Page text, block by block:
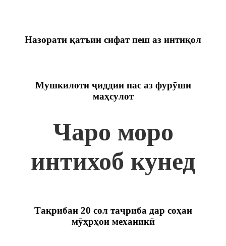
Назорати қатъии сифат пеш аз интиқол
Мушкилоти ҷиддии пас аз фурӯши
маҳсулот
Чаро моро
интихоб кунед
Тақрибан 20 сол таҷриба дар соҳаи
мӯҳрҳои механикӣ